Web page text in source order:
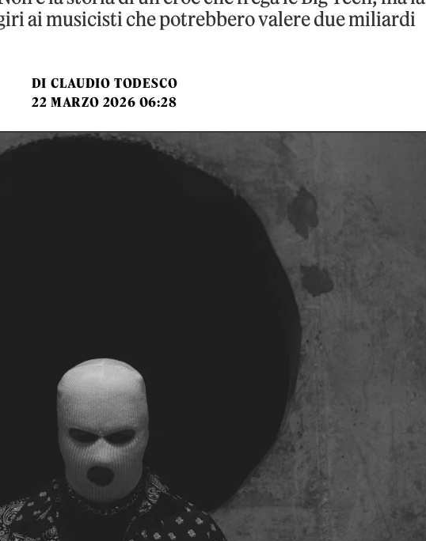
ai musicisti che potrebbero valere due miliardi
DI CLAUDIO TODESCO
22 MARZO 2026 06:28